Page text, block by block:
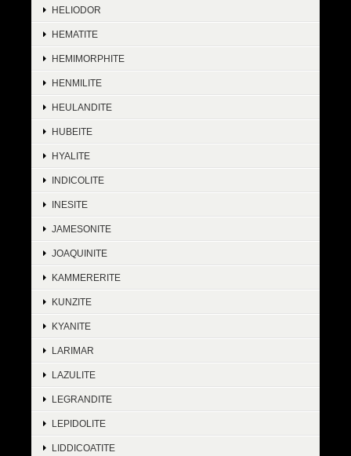
HELIODOR
HEMATITE
HEMIMORPHITE
HENMILITE
HEULANDITE
HUBEITE
HYALITE
INDICOLITE
INESITE
JAMESONITE
JOAQUINITE
KAMMERERITE
KUNZITE
KYANITE
LARIMAR
LAZULITE
LEGRANDITE
LEPIDOLITE
LIDDICOATITE